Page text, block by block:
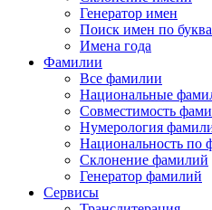
Генератор имен
Поиск имен по
Имена года
Фамилии
Все фамилии
Национальные
Совместимость
Нумерология
Национальность по
Склонение фамилий
Генератор фамилий
Сервисы